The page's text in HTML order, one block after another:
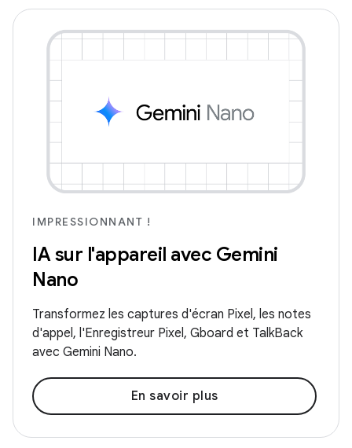
IMPRESSIONNANT !
IA sur l'appareil avec Gemini
Nano
Transformez les captures d'écran Pixel, les notes
d'appel, l'Enregistreur Pixel, Gboard et TalkBack
avec Gemini Nano.
En savoir plus